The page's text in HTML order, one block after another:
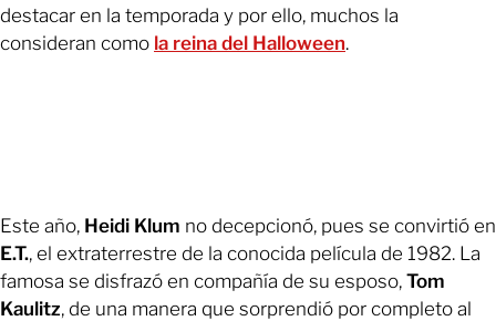
destacar en la temporada y por ello, muchos la
consideran como la reina del Halloween.
Este año, Heidi Klum no decepcionó, pues se convirtió en
E.T., el extraterrestre de la conocida película de 1982. La
famosa se disfrazó en compañía de su esposo, Tom
Kaulitz, de una manera que sorprendió por completo al